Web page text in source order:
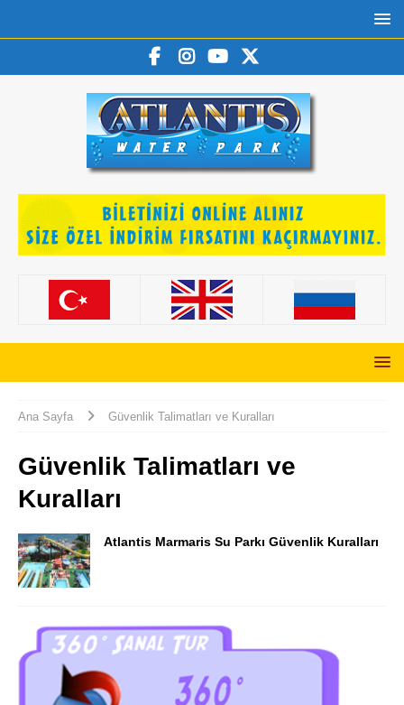
Ana Sayfa Güvenlik Talimatları ve Kuralları
Güvenlik Talimatları ve
Kuralları
Atlantis Marmaris Su Parkı Güvenlik Kuralları